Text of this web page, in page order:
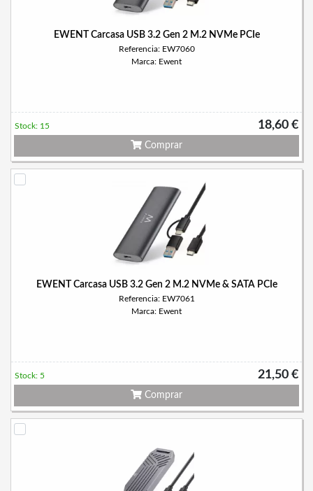
EWENT Carcasa USB 3.2 Gen 2 M.2 NVMe PCIe
Referencia: EW7060
Marca: Ewent
18,60 €
Stock: 15
Comprar
EWENT Carcasa USB 3.2 Gen 2 M.2 NVMe & SATA PCIe
Referencia: EW7061
Marca: Ewent
21,50 €
Stock: 5
Comprar